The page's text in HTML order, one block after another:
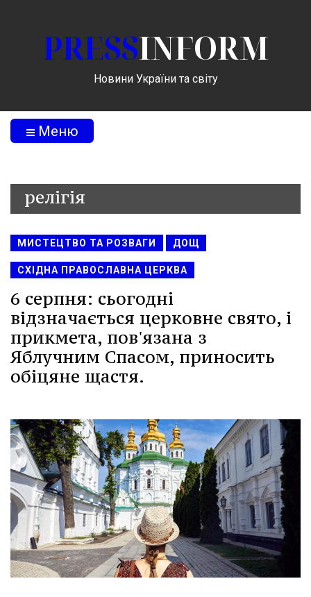
PRESSINFORM
Новини України та світу
Меню
релігія
МИСТЕЦТВО ТА РОЗВАГИ ДОЩ
СХІДНА ПРАВОСЛАВНА ЦЕРКВА
6 серпня: сьогодні
відзначається церковне свято, і
прикмета, пов'язана з
Яблучним Спасом, приносить
обіцяне щастя.